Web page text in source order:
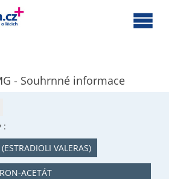
- Souhrnné informace
:
VALERAS)
ACETÁT